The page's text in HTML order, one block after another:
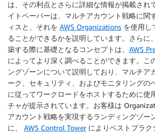
は、その利点とさらに詳細な情報が掲載され
イトペーパーは、マルチアカウント戦略に関
ィスと、それを AWS Organizations を使用し
ることができるかを説明しています。さらに
築する際に基礎となるコンセプトは、 AWS
によってより深く調べることができます。こ
ングゾーンについて説明しており、マルチア
ーク、セキュリティ、およびモニタリングの
に従ってワークロードをホストするために使
チャが提示されています。お客様は
アカウント戦略を実現するランディングゾー
に、 AWS Control Towerによりベストプラク